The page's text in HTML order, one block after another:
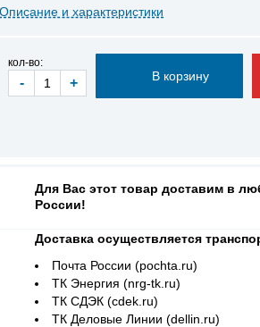
Описание и характеристики
кол-во:
- +
Для Вас этот товар доставим в
России!
Доставка осуществляется
Почта России (pochta.ru)
ТК Энергия (nrg-tk.ru)
ТК СДЭК (cdek.ru)
ТК Деловые Линии (dellin.ru)